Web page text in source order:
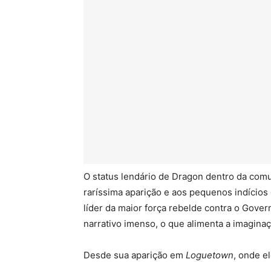
O status lendário de Dragon dentro da
raríssima aparição e aos pequenos
líder da maior força rebelde contra o
narrativo imenso, o que alimenta a
Desde sua aparição em Loguetown, onde